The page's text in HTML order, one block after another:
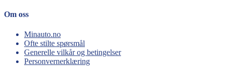
Om oss
Minauto.no
Ofte stilte spørsmål
Generelle vilkår og betingelser
Personvernerklæring